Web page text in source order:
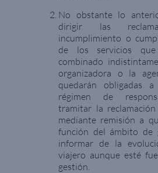
No obstante lo
dirigir las
incumplimiento o
de los servicios
combinado
organizadora o la
quedarán obligadas
régimen de
tramitar la
mediante remisión a
función del ámbito de
informar de la
viajero aunque esté
gestión.